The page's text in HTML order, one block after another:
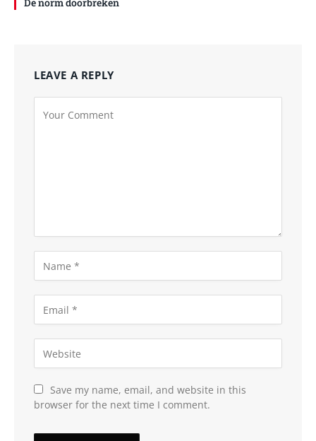
LEAVE A REPLY
Save my name, email, and website in this
browser for the next time I comment.